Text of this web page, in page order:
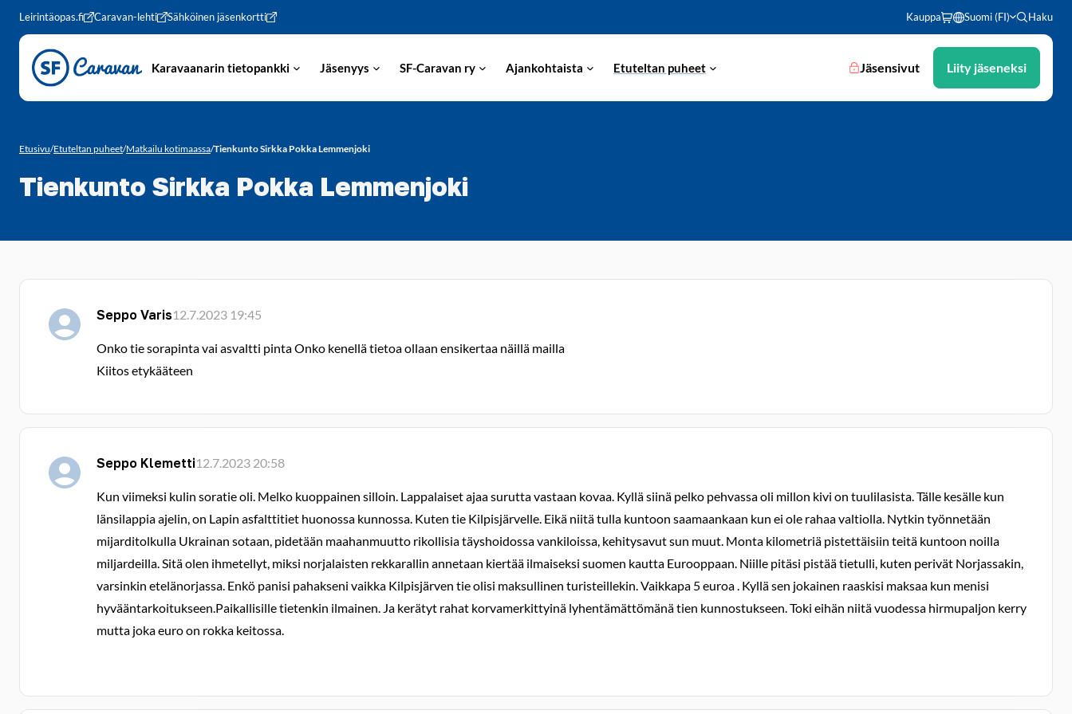
Siirry sivun sisältöön
Leirintäopas.fi Caravan-lehti Sähköinen jäsenkortti Kauppa Suomi (FI) Haku
Karavaanarin tietopankki Jäsenyys SF-Caravan ry Ajankohtaista Etuteltan puheet Jäsensivut Liity jäseneksi
Etusivu/Etuteltan puheet/Matkailu kotimaassa/Tienkunto Sirkka Pokka Lemmenjoki
Tienkunto Sirkka Pokka Lemmenjoki
Seppo Varis12.7.2023 19:45
Onko tie sorapinta vai asvaltti pinta Onko kenellä tietoa ollaan ensikertaa näillä mailla
Kiitos etykääteen
Seppo Klemetti12.7.2023 20:58
Kun viimeksi kulin soratie oli. Melko kuoppainen silloin. Lappalaiset ajaa surutta vastaan kovaa. Kyllä siinä pelko pehvassa oli millon kivi on tuulilasista. Tälle kesälle kun
länsilappia ajelin, on Lapin asfalttitiet huonossa kunnossa. Kuten tie Kilpisjärvelle. Eikä niitä tulla kuntoon saamaankaan kun ei ole rahaa valtiolla. Nytkin työnnetään
mijarditolkulla Ukrainan sotaan, pidetään maahanmuutto rikollisia täyshoidossa vankiloissa, kehitysavut sun muut. Monta kilometriä pistettäisiin teitä kuntoon noilla
miljardeilla. Sitä olen ihmetellyt, miksi norjalaisten rekkarallin annetaan kiertää ilmaiseksi suomen kautta Eurooppaan. Niille pitäsi pistää tietulli, kuten perivät Norjassakin,
varsinkin etelänorjassa. Enkö panisi pahakseni vaikka Kilpisjärven tie olisi maksullinen turisteillekin. Vaikkapa 5 euroa . Kyllä sen jokainen raaskisi maksaa kun menisi
hyvääntarkoitukseen.Paikallisille tietenkin ilmainen. Ja kerätyt rahat korvamerkittyinä lyhentämättömänä tien kunnostukseen. Toki eihän niitä vuodessa hirmupaljon kerry
mutta joka euro on rokka keitossa.